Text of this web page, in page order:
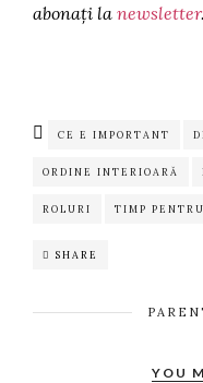
abonați la newsletter.
CE E IMPORTANT
ORDINE INTERIOARĂ
ROLURI TIMP
SHARE
YOU